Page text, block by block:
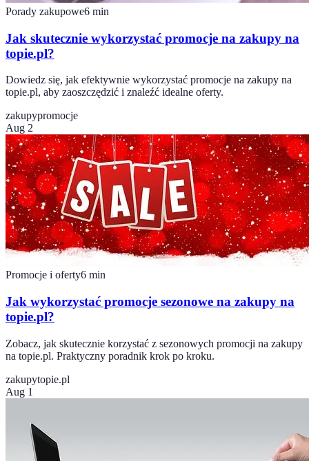
Porady zakupowe6 min
Jak skutecznie wykorzystać promocje na zakupy na
topie.pl?
Dowiedz się, jak efektywnie wykorzystać promocje na zakupy na
topie.pl, aby zaoszczędzić i znaleźć idealne oferty.
zakupypromocje
Aug 2
Promocje i oferty6 min
Jak wykorzystać promocje sezonowe na zakupy na
topie.pl?
Zobacz, jak skutecznie korzystać z sezonowych promocji na zakupy
na topie.pl. Praktyczny poradnik krok po kroku.
zakupytopie.pl
Aug 1